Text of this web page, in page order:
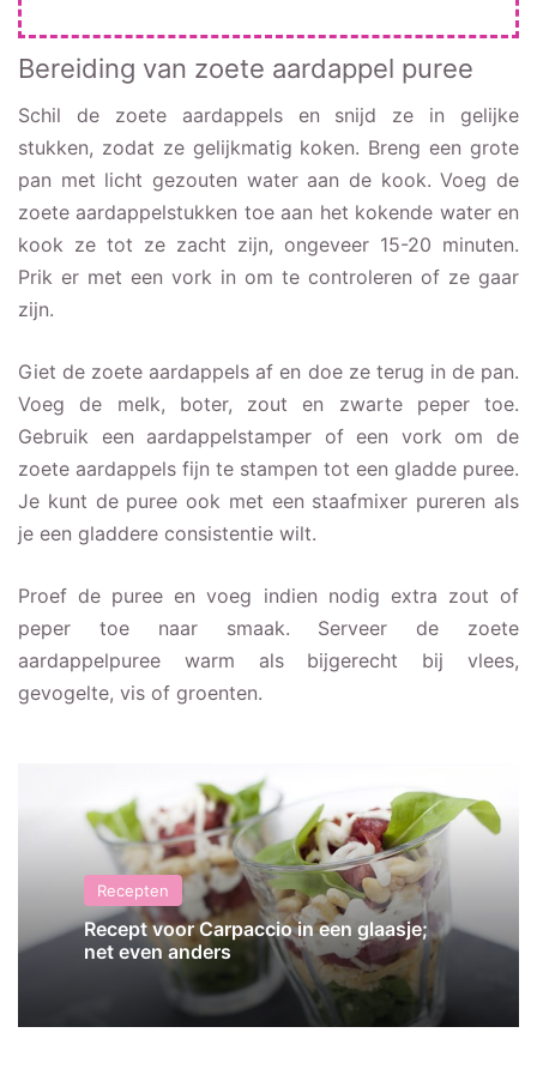
Bereiding van zoete aardappel puree
Schil de zoete aardappels en snijd ze in gelijke
stukken, zodat ze gelijkmatig koken. Breng een grote
pan met licht gezouten water aan de kook. Voeg de
zoete aardappelstukken toe aan het kokende water en
kook ze tot ze zacht zijn, ongeveer 15-20 minuten.
Prik er met een vork in om te controleren of ze gaar
zijn.
Giet de zoete aardappels af en doe ze terug in de pan.
Voeg de melk, boter, zout en zwarte peper toe.
Gebruik een aardappelstamper of een vork om de
zoete aardappels fijn te stampen tot een gladde puree.
Je kunt de puree ook met een staafmixer pureren als
je een gladdere consistentie wilt.
Proef de puree en voeg indien nodig extra zout of
peper toe naar smaak. Serveer de zoete
aardappelpuree warm als bijgerecht bij vlees,
gevogelte, vis of groenten.
Recepten
Recept voor Carpaccio in een glaasje;
net even anders